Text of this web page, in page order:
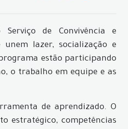
de Convivência e
unem lazer, socialização e
estão participando
o trabalho em equipe e as
de aprendizado. O
estratégico, competências